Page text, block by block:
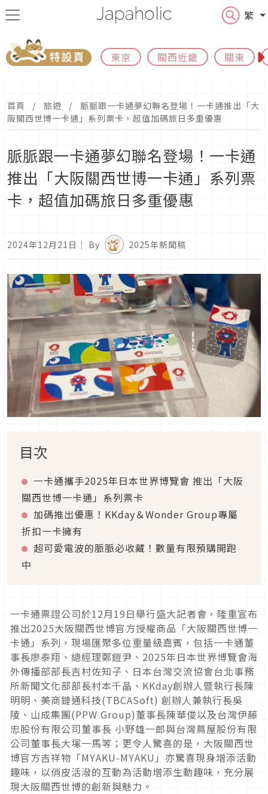
繁
東京 關西近畿 關東
首頁 旅遊
脈脈跟一卡通夢幻聯名登場！一卡通推出「大
阪關西世博一卡通」系列票卡，超值加碼旅日多重優惠
脈脈跟一卡通夢幻聯名登場！一卡通
推出「大阪關西世博一卡通」系列票
卡，超值加碼旅日多重優惠
2024年12月21日 ｜ By 2025年新聞稿
目次
一卡通攜手2025年日本世界博覽會 推出「大阪
關西世博一卡通」系列票卡
加碼推出優惠！KKday＆Wonder Group專屬
折扣一卡擁有
超可愛電波的脈脈必收藏！數量有限預購開跑
中
一卡通票證公司於12月19日舉行盛大記者會，隆重宣布
推出2025大阪關西世博官方授權商品「大阪關西世博一
卡通」系列，現場匯聚多位重量級嘉賓，包括一卡通董
事長廖泰翔、總經理鄭鎧尹、2025年日本世界博覽會海
外傳播部部長吉村佐知子、日本台灣交流協會台北事務
所新聞文化部部長村本千晶、KKday創辦人暨執行長陳
明明、美商鏈通科技(TBCASoft) 創辦人兼執行長吳
陵、山成集團(PPW Group)董事長陳華俊以及台灣伊藤
忠股份有限公司董事長 小野雄一郎與台灣蔦屋股份有限
公司董事長大塚一馬等；更令人驚喜的是，大阪關西世
博官方吉祥物「MYAKU-MYAKU」亦驚喜現身增添活動
趣味，以俏皮活潑的互動為活動增添生動趣味，充分展
現大阪關西世博的創新與魅力。